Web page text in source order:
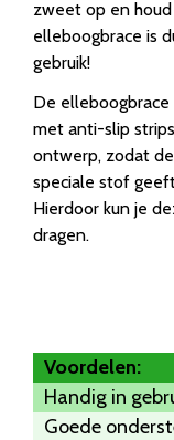
zweet op en
elleboogbrace is
gebruik!
De
met anti-slip
ontwerp, zodat
speciale stof
Hierdoor kun je
dragen.
Voordelen:
Handig in
Goede